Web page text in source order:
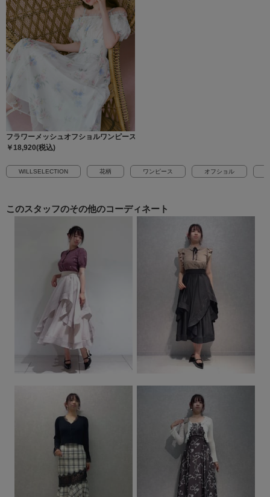
フラワーメッシュオフショルワンピース
￥18,920(税込)
WILLSELECTION 花柄 ワンピース オフショル
このスタッフのその他のコーディネート